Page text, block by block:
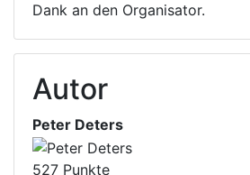
Dank an den Organisator.
Autor
Peter Deters
527 Punkte